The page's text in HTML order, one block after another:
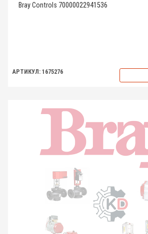
Bray Controls 70000022941536
АРТИКУЛ: 1675276